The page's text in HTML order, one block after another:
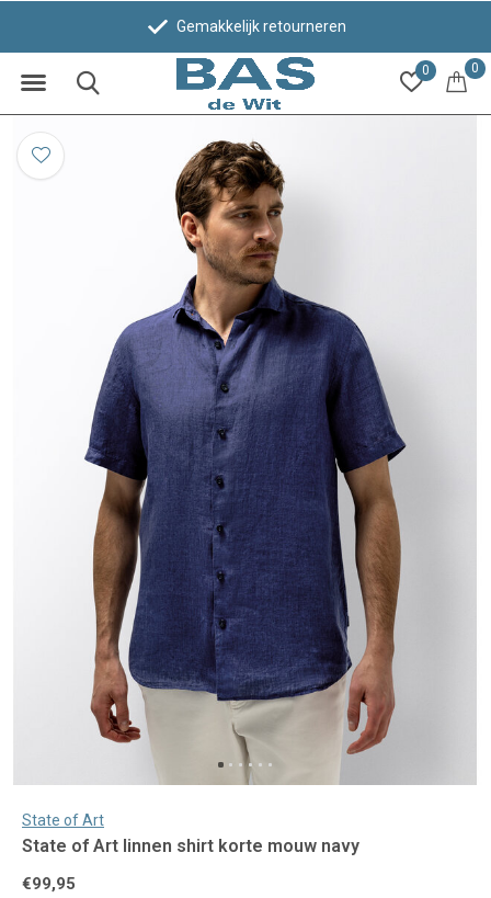
0 0
Gemakkelijk retourneren
State of Art
State of Art linnen shirt korte mouw navy
€99,95